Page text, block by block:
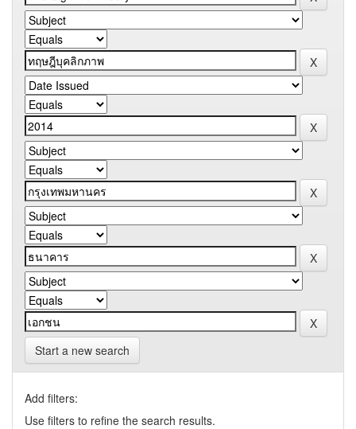
Start a new search
Add filters:
Use filters to refine the search results.